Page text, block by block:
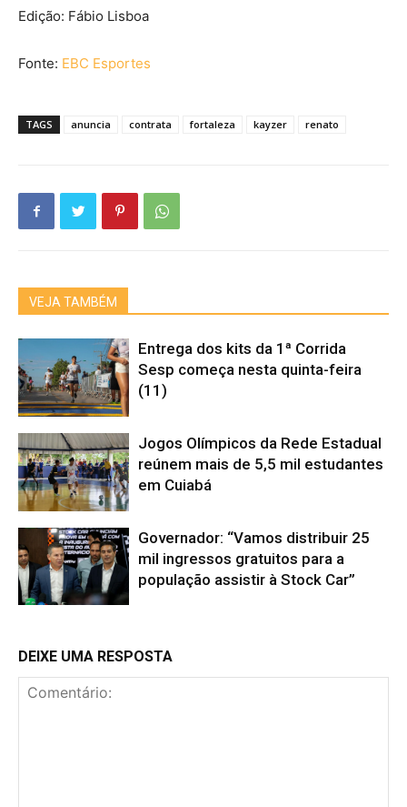
Edição: Fábio Lisboa
Fonte: EBC Esportes
TAGS anuncia contrata fortaleza kayzer renato
VEJA TAMBÉM
Entrega dos kits da 1ª Corrida
Sesp começa nesta quinta-feira
(11)
Jogos Olímpicos da Rede Estadual
reúnem mais de 5,5 mil estudantes
em Cuiabá
Governador: “Vamos distribuir 25
mil ingressos gratuitos para a
população assistir à Stock Car”
DEIXE UMA RESPOSTA